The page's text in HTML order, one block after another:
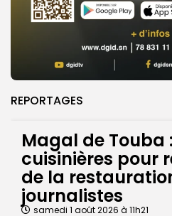
REPORTAGES
Magal de Touba
cuisinières pour
de la
journalistes
samedi 1 août 2026 à 11h21